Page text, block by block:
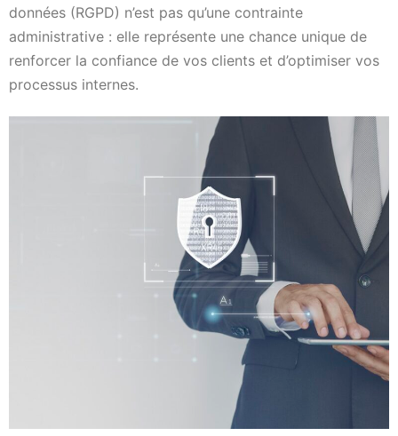
données (RGPD) n’est pas qu’une contrainte
administrative : elle représente une chance unique de
renforcer la confiance de vos clients et d’optimiser vos
processus internes.